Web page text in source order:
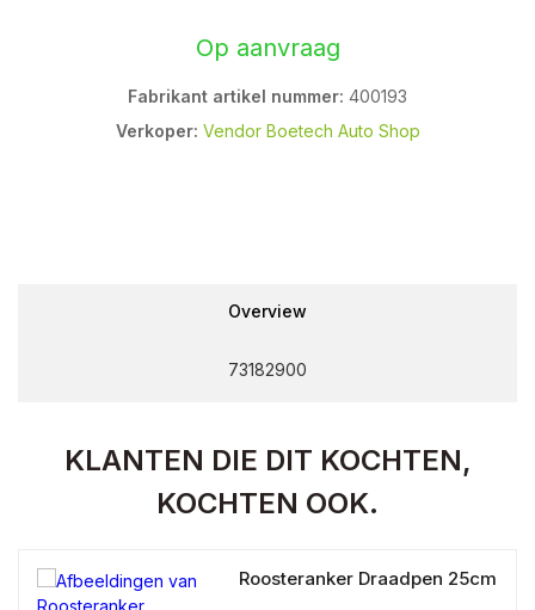
Op aanvraag
Fabrikant artikel nummer: 400193
Verkoper: Vendor Boetech Auto Shop
Overview
73182900
KLANTEN DIE DIT KOCHTEN,
KOCHTEN OOK.
Roosteranker Draadpen 25cm